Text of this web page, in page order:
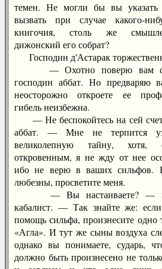
темен. Не могли бы вы указать
вызвать при случае какого-
книгочия, столь же
дижонский его собрат?
Господин д'Астарак
— Охотно поверю вам
господин аббат. Но предваряю
неосторожно откроете ее
гибель неизбежна.
— Не беспокойтесь на сей
аббат. — Мне не терпится
великолепную тайну, хотя,
откровенным, я не жду от нее
ибо не верю в ваших сильфов.
любезны, просветите меня.
— Вы настаиваете? —
кабалист. — Так знайте же:
помощь сильфа, произнесите одно
«Агла». И тут же сыны воздуха
однако вы понимаете, сударь,
должно быть произнесено не